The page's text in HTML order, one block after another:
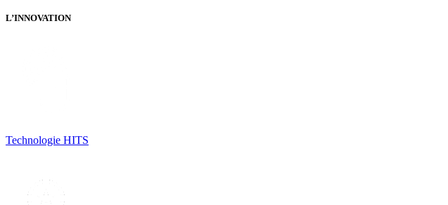
L’INNOVATION
Technologie HITS